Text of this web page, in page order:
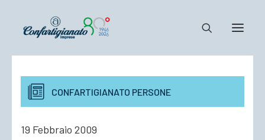
Notizie e Documenti
Confartigianato
CONFARTIGIANATO PERSONE
19 Febbraio 2009